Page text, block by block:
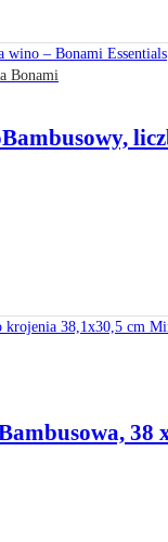
Bonami
Bambusowy,
38